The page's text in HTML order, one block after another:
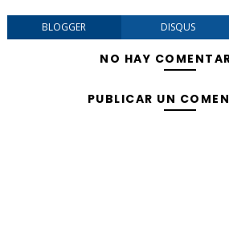
BLOGGER DISQUS
NO HAY
PUBLICAR UN